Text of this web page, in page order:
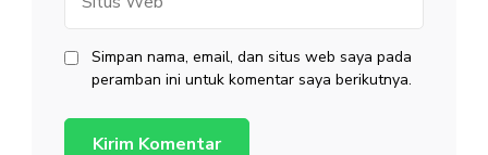
Web
Simpan nama, email, dan situs web saya pada
peramban ini untuk komentar saya berikutnya.